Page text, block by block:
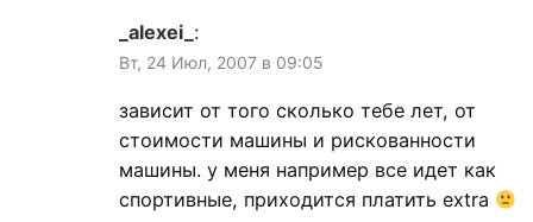
_alexei_ :
Вт, 24 Июл, 2007 в 09:05
зависит от того сколько тебе лет, от
стоимости машины и рискованности
машины. у меня например все идет как
спортивные, приходится платить extra